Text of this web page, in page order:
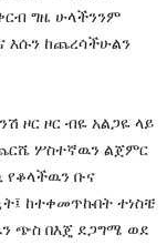
ግዜ ሁላችንንም
እሱን ከጨረሳችሁልን
ዞር ዞር ብዬ አልጋዬ ላይ
ሦስተኛዉን ልጀምር
የቆላችዉን ቡና
ከተቀመጥኩበት ተነስቼ
ጭስ በእጄ ደጋግሜ ወደ